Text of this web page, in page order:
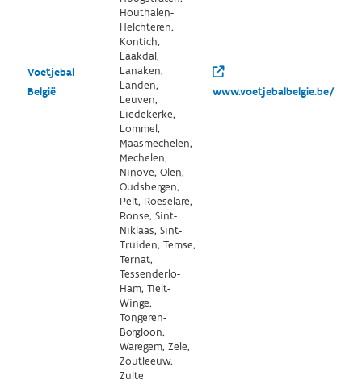
Voetjebal
België
Houthalen-
Helchteren,
Kontich,
Laakdal,
Lanaken,
Landen,
Leuven,
Liedekerke,
Lommel,
Maasmechelen,
Mechelen,
Ninove, Olen,
Oudsbergen,
Pelt, Roeselare,
Ronse, Sint-
Niklaas, Sint-
Truiden, Temse,
Ternat,
Tessenderlo-
Ham, Tielt-
Winge,
Tongeren-
Borgloon,
Waregem, Zele,
Zoutleeuw,
Zulte
www.voetjebalbelgie.be/